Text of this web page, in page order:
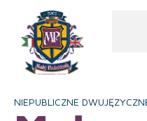
NIEPUBLICZNE